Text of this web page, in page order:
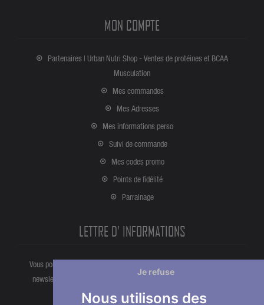
Nous utilisons des
Je refuse
MON COMPTE
Partenaires | Urban Nutri Shop - Ventes de protéines et BCAA
Musculation
Mes commandes
Mes Adresses
Mes informations perso
Suivi de commande
Mes codes promo
Points de fidélité
Parrainage
LETTRE D' INFORMATIONS
Vous pouvez vous désinscrire à tout moment directement partir de la
newsletter. Ou bien à partir de nos informations de contact dans les
conditions d'utlisation du site.